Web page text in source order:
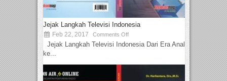
Jejak Langkah Televisi Indonesia
Feb 22, 2017 Comments Off
Jejak Langkah Televisi Indonesia Dari Era Analog
ke...